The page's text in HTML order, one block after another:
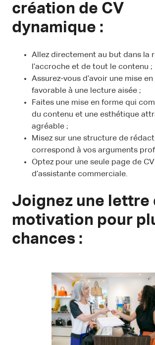
création de CV
dynamique :
Allez directement au but dans la
l’accroche et de tout le contenu ;
Assurez-vous d’avoir une mise
favorable à une lecture aisée ;
Faites une mise en forme qui
du contenu et une esthétique
agréable ;
Misez sur une structure de
correspond à vos arguments
Optez pour une seule page de
d’assistante commerciale.
Joignez une lettre
motivation pour
chances :